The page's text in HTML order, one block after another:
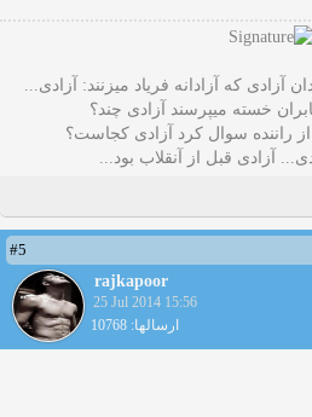
که آزادانه فریاد میزنند: آزادی...
خسته میپرسند آزادی چند؟
راننده سوال کرد آزادی کجاست؟
آزادی قبل از آنقلاب بود...
#5
rajkapoor
25 Jul 2014 15:56
ارسالها: 10768